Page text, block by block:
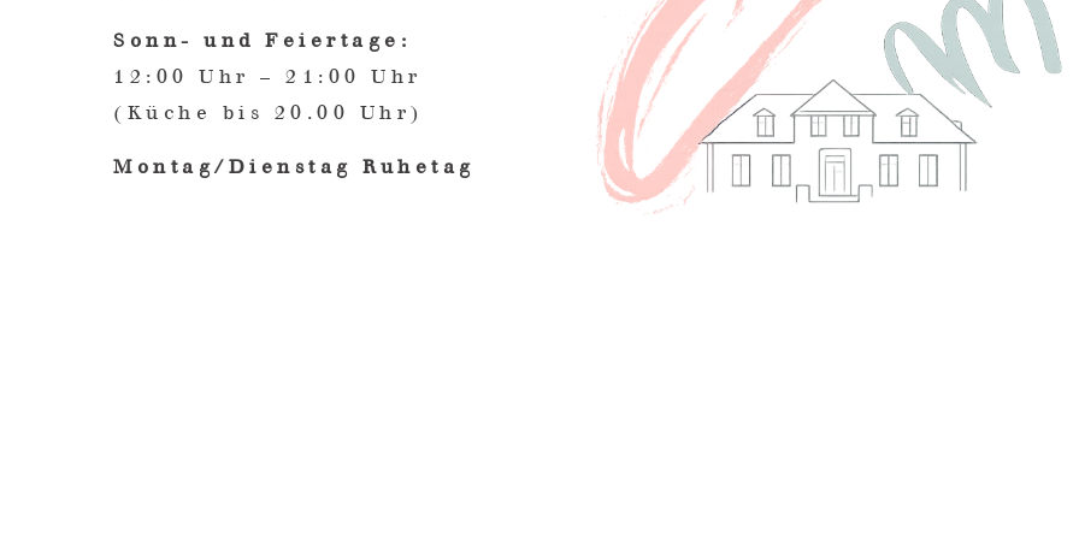
Sonn- und Feiertage:
12:00 Uhr – 21:00 Uhr
(Küche bis 20.00 Uhr)
Montag/Dienstag Ruhetag